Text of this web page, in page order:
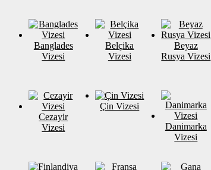
Banglades
Vizesi
Belçika
Vizesi
Beyaz
Rusya Vizesi
Cezayir
Vizesi
Çin Vizesi
Danimarka
Vizesi